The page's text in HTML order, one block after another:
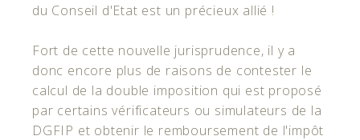
du Conseil d'Etat est un précieux allié !
Fort de cette nouvelle jurisprudence, il y a
donc encore plus de raisons de contester le
calcul de la double imposition qui est proposé
par certains vérificateurs ou simulateurs de la
DGFIP et obtenir le remboursement de l'impôt